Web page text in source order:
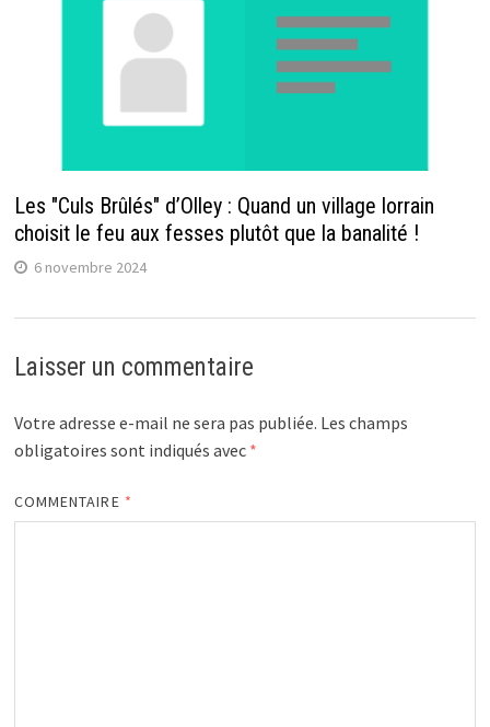
Les "Culs Brûlés" d’Olley : Quand un village lorrain
choisit le feu aux fesses plutôt que la banalité !
6 novembre 2024
Laisser un commentaire
Votre adresse e-mail ne sera pas publiée. Les champs
obligatoires sont indiqués avec *
COMMENTAIRE *